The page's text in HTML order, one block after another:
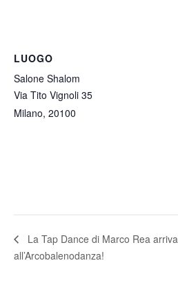
LUOGO
Salone Shalom
Via Tito Vignoli 35
Milano, 20100
La Tap Dance di Marco Rea arriva
all’Arcobalenodanza!